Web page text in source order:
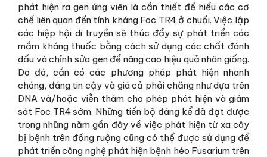
phát hiện ra gen ứng viên là cần thiết để hiểu các cơ
chế liên quan đến tính kháng Foc TR4 ở chuối. Việc lập
các hiệp hội di truyền sẽ thúc đẩy sự phát triển các
mầm kháng thuốc bằng cách sử dụng các chất đánh
dấu và chỉnh sửa gen để nâng cao hiệu quả nhân giống.
Do đó, cần có các phương pháp phát hiện nhanh
chóng, đáng tin cậy và giá cả phải chăng như dựa trên
DNA và/hoặc viễn thám cho phép phát hiện và giám
sát Foc TR4 sớm. Những tiến bộ đáng kể đã đạt được
trong những năm gần đây về việc phát hiện từ xa cây
bị bệnh trên đồng ruộng cũng có thể được sử dụng để
phát triển công nghệ phát hiện bệnh héo Fusarium trên